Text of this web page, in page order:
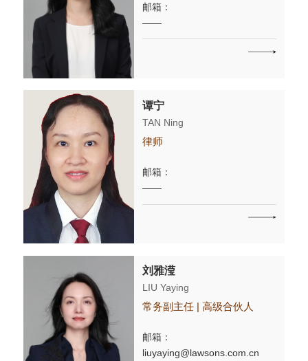
邮箱：
——
谭宁
TAN Ning
律师
邮箱：
——
刘雅滢
LIU Yaying
常务副主任 | 高级合伙人
邮箱：
liuyaying@lawsons.com.cn